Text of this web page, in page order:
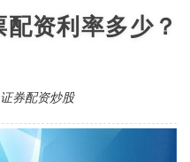
资利率多少？
证券配资炒股